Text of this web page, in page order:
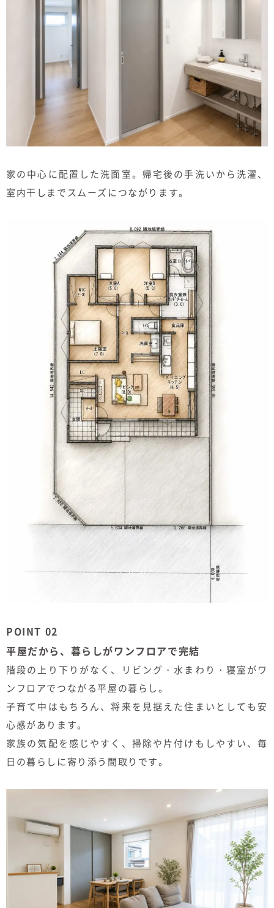
家の中心に配置した洗面室。帰宅後の手洗いから洗濯、
室内干しまでスムーズにつながります。
POINT 02
平屋だから、暮らしがワンフロアで完結
階段の上り下りがなく、リビング・水まわり・寝室がワ
ンフロアでつながる平屋の暮らし。
子育て中はもちろん、将来を見据えた住まいとしても安
心感があります。
家族の気配を感じやすく、掃除や片付けもしやすい、毎
日の暮らしに寄り添う間取りです。